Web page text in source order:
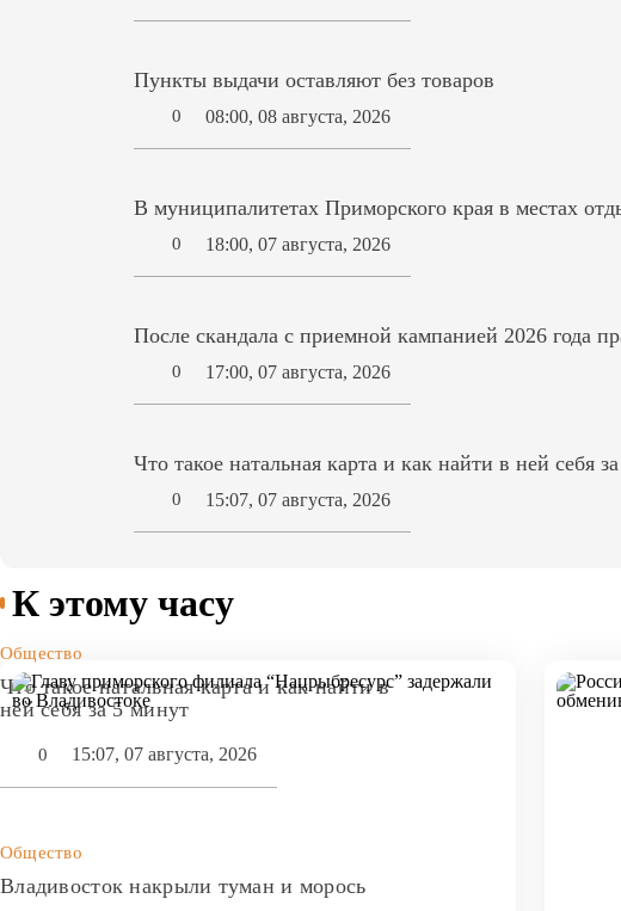
Пункты выдачи оставляют без товаров
0 08:00, 08 августа, 2026
В муниципалитетах Приморского края в местах
0 18:00, 07 августа, 2026
После скандала с приемной кампанией 2026 года
0 17:00, 07 августа, 2026
Что такое натальная карта и как найти в ней себя
0 15:07, 07 августа, 2026
К этому часу
Общество
Что такое натальная карта и как найти в
ней себя за 5 минут
0 15:07, 07 августа, 2026
Общество
Владивосток накрыли туман и морось